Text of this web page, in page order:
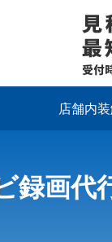
店舗内
録画代